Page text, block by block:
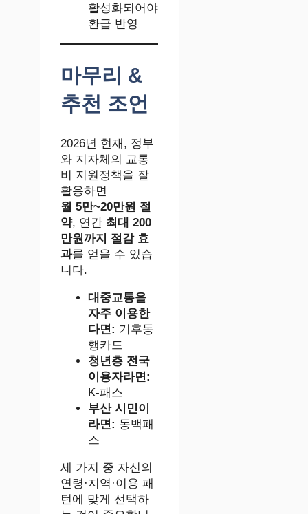
활성화되어야
환급 반영
마무리 &
추천 조언
2026년 현재, 정부
와 지자체의 교통
비 지원정책을 잘
활용하면
월 5만~20만원 절
약, 연간 최대 200
만원까지 절감 효
과를 얻을 수 있습
니다.
대중교통을
자주 이용한
다면: 기후동
행카드
청년층 전국
이용자라면:
K-패스
부산 시민이
라면: 동백패
스
세 가지 중 자신의
연령·지역·이용 패
턴에 맞게 선택하